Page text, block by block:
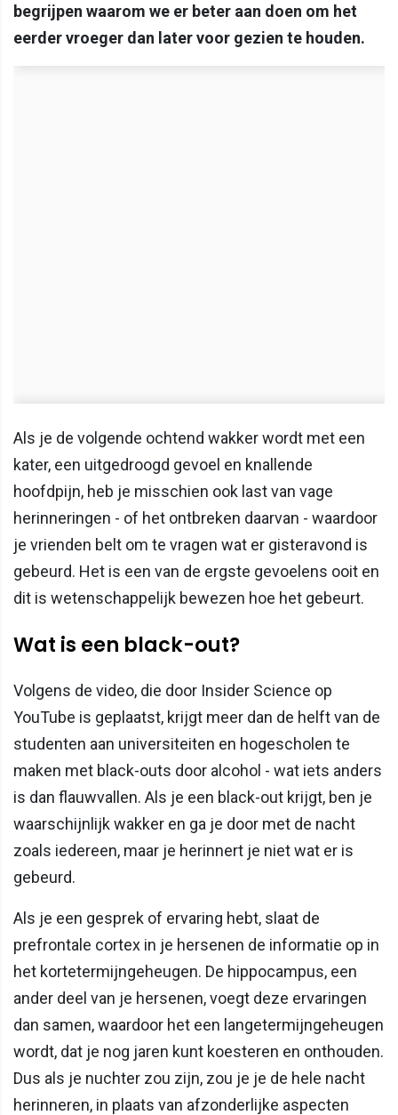
begrijpen waarom we er beter aan doen om het
eerder vroeger dan later voor gezien te houden.
Als je de volgende ochtend wakker wordt met een
kater, een uitgedroogd gevoel en knallende
hoofdpijn, heb je misschien ook last van vage
herinneringen - of het ontbreken daarvan - waardoor
je vrienden belt om te vragen wat er gisteravond is
gebeurd. Het is een van de ergste gevoelens ooit en
dit is wetenschappelijk bewezen hoe het gebeurt.
Wat is een black-out?
Volgens de video, die door Insider Science op
YouTube is geplaatst, krijgt meer dan de helft van de
studenten aan universiteiten en hogescholen te
maken met black-outs door alcohol - wat iets anders
is dan flauwvallen. Als je een black-out krijgt, ben je
waarschijnlijk wakker en ga je door met de nacht
zoals iedereen, maar je herinnert je niet wat er is
gebeurd.
Als je een gesprek of ervaring hebt, slaat de
prefrontale cortex in je hersenen de informatie op in
het kortetermijngeheugen. De hippocampus, een
ander deel van je hersenen, voegt deze ervaringen
dan samen, waardoor het een langetermijngeheugen
wordt, dat je nog jaren kunt koesteren en onthouden.
Dus als je nuchter zou zijn, zou je je de hele nacht
herinneren, in plaats van afzonderlijke aspecten